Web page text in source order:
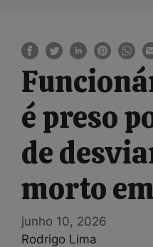
é preso
de
morto
junho 10, 2026
Rodrigo Lima